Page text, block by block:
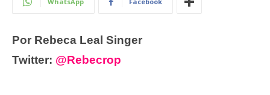
Por Rebeca Leal Singer
Twitter: @Rebecrop